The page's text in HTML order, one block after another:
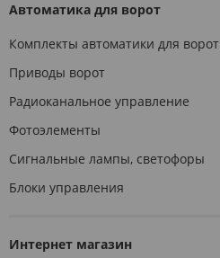
Автоматика для ворот
Комплекты автоматики для ворот
Приводы ворот
Радиоканальное управление
Фотоэлементы
Сигнальные лампы, светофоры
Блоки управления
Интернет магазин